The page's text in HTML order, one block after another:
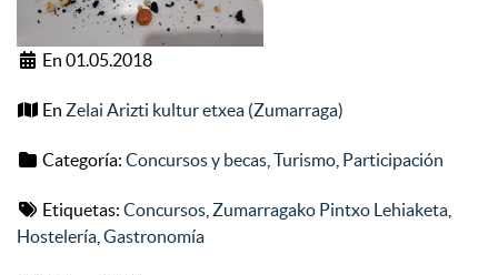
En 01.05.2018
En Zelai Arizti kultur etxea (Zumarraga)
Categoría: Concursos y becas Turismo Participación
Etiquetas: Concursos Zumarragako Pintxo Lehiaketa
Hostelería Gastronomía